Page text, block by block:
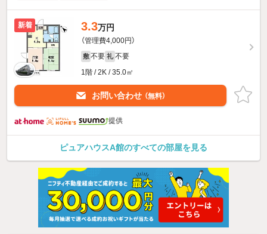
新着 3.3万円
（管理費4,000円）
敷 不要 礼 不要
1階 / 2K / 35.0㎡
お問い合わせ （無料）
提供
ピュアハウスA館のすべての部屋を見る